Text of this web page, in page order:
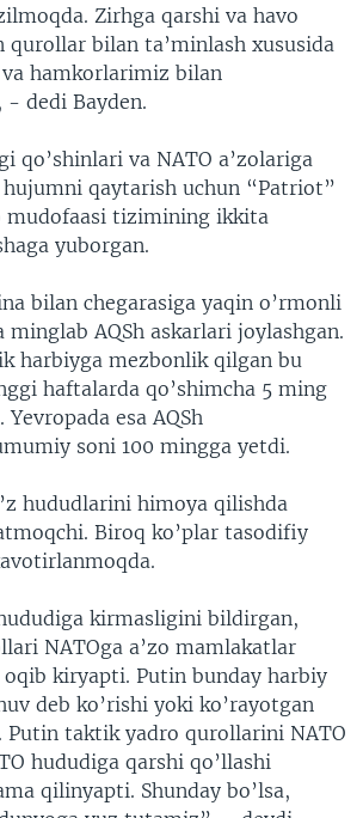
Zirhga qarshi va havo
qurollar bilan ta’minlash xususida
hamkorlarimiz bilan
- dedi Bayden.
qo’shinlari va NATO a’zolariga
qaytarish uchun “Patriot”
mudofaasi tizimining ikkita
yuborgan.
bilan chegarasiga yaqin o’rmonli
minglab AQSh askarlari joylashgan.
harbiyga mezbonlik qilgan bu
haftalarda qo’shimcha 5 ming
esa AQSh
soni 100 mingga yetdi.
hududlarini himoya qilishda
Biroq ko’plar tasodifiy
kirmasligini bildirgan,
NATOga a’zo mamlakatlar
kiryapti. Putin bunday harbiy
deb ko’rishi yoki ko’rayotgan
Putin taktik yadro qurollarini NATO
hududiga qarshi qo’llashi
qilinyapti. Shunday bo’lsa,